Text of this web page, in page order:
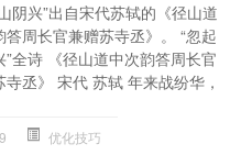
阴兴”出自宋代苏轼的《径山道
答周长官兼赠苏寺丞》。 “忽起
”全诗 《径山道中次韵答周长官
寺丞》 宋代 苏轼 年来战纷华，
优化技巧